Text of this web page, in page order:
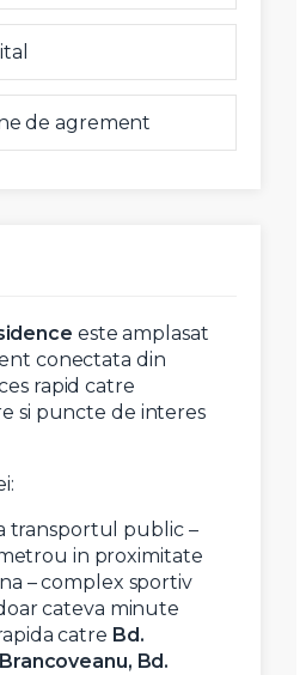
de agrement
este amplasat
conectata din
rapid catre
si puncte de interes
transportul public –
in proximitate
– complex sportiv
cateva minute
catre Bd.
Bd.